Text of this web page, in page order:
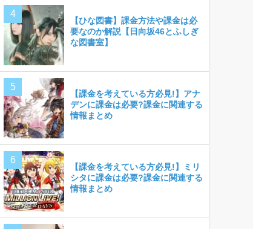
【ひな図書】課金方法や課金は必
要なのか解説【日向坂46とふしぎ
な図書室】
【課金を考えている方必見!】アナ
デンに課金は必要?課金に関連する
情報まとめ
【課金を考えている方必見!】ミリ
シタに課金は必要?課金に関連する
情報まとめ